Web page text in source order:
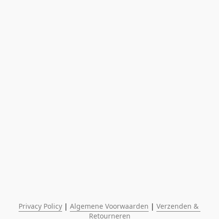
Privacy Policy | Algemene Voorwaarden | Verzenden &
Retourneren